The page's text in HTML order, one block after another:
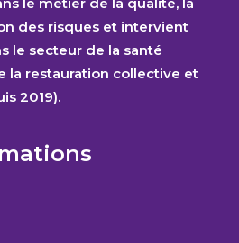
des risques et intervient
le secteur de la santé
la restauration collective et
2019).